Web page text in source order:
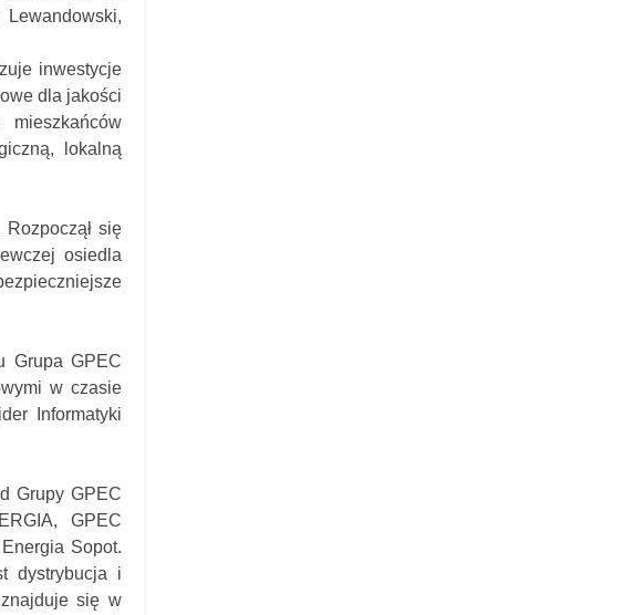
inwestycje
dla jakości
mieszkańców
lokalną
się
osiedla
Grupa GPEC
w czasie
Informatyki
Grupy GPEC
GPEC
Sopot.
dystrybucja i
się w